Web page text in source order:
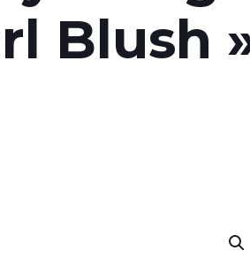
Blush